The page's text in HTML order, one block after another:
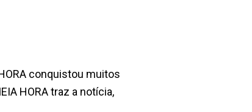
conquistou muitos
HORA traz a notícia,